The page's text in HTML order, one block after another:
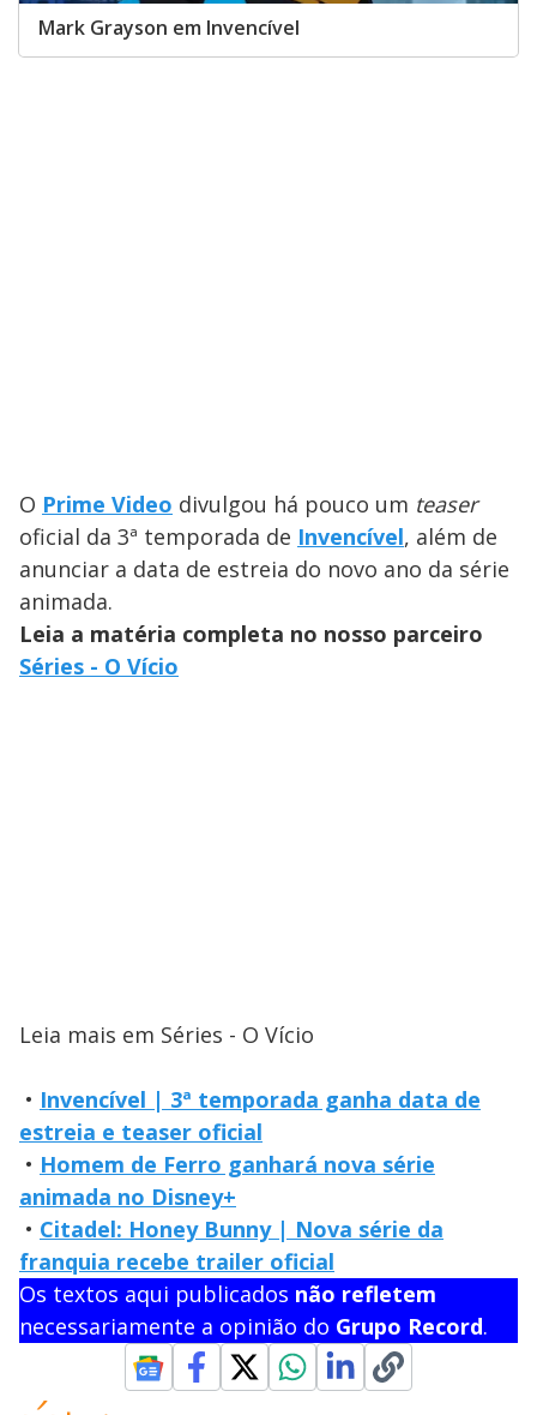
Mark Grayson em Invencível
O Prime Video divulgou há pouco um teaser
oficial da 3ª temporada de Invencível, além de
anunciar a data de estreia do novo ano da série
animada.
Leia a matéria completa no nosso parceiro
Séries - O Vício
Leia mais em Séries - O Vício
• Invencível | 3ª temporada ganha data de
estreia e teaser oficial
• Homem de Ferro ganhará nova série
animada no Disney+
• Citadel: Honey Bunny | Nova série da
franquia recebe trailer oficial
Os textos aqui publicados não refletem
necessariamente a opinião do Grupo Record.